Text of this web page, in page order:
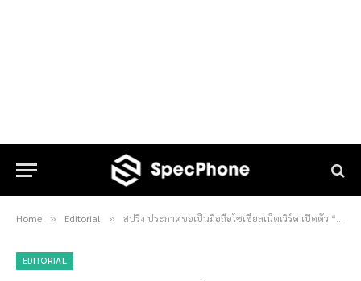
Home » Editorial » สปริง ประกาศขอเป็นมือถือโซเชียลเน็ตเวิร์ค เปิดตัว “Smile” สมาร์ทโฟนตัวแรก เน้นราคาคุ้มค่าสมเหตุผล
EDITORIAL